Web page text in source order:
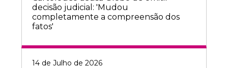
decisão judicial: 'Mudou
completamente a compreensão dos
fatos'
14 de Julho de 2026